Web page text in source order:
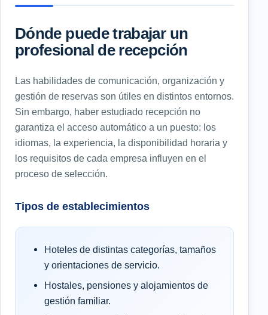
Dónde puede trabajar un
profesional de recepción
Las habilidades de comunicación, organización y
gestión de reservas son útiles en distintos entornos.
Sin embargo, haber estudiado recepción no
garantiza el acceso automático a un puesto: los
idiomas, la experiencia, la disponibilidad horaria y
los requisitos de cada empresa influyen en el
proceso de selección.
Tipos de establecimientos
Hoteles de distintas categorías, tamaños
y orientaciones de servicio.
Hostales, pensiones y alojamientos de
gestión familiar.